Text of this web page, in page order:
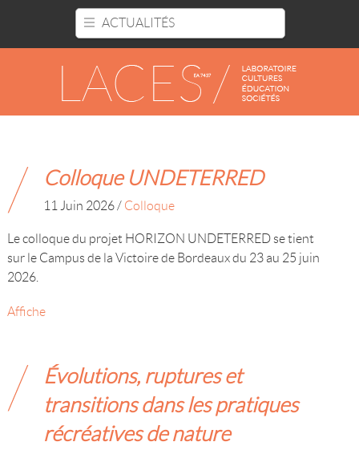
Panneau de gestion des cookies
ACTUALITÉS
Colloque UNDETERRED
11 Juin 2026/ Colloque
Le colloque du projet HORIZON UNDETERRED se tient
sur le Campus de la Victoire de Bordeaux du 23 au 25 juin
2026.
Affiche
Évolutions, ruptures et
transitions dans les pratiques
récréatives de nature